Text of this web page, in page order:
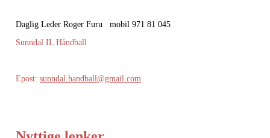
Daglig Leder Roger Furu mobil 971 81 045
Sunndal IL Håndball
Epost: sunndal.handball@gmail.com